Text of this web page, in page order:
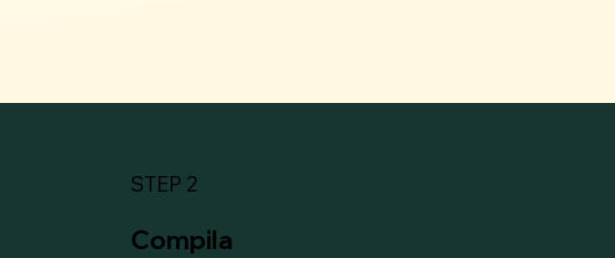
Compila
STEP 2